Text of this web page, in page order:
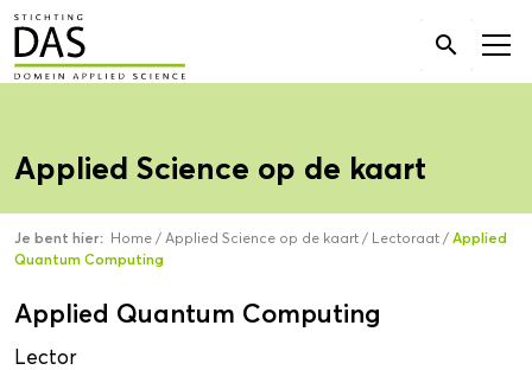
Zoek
naar:

Applied Science op de kaart
Je bent hier: Home / Applied Science op de kaart / Lectoraat / Applied
Quantum Computing
Applied Quantum Computing
Lector